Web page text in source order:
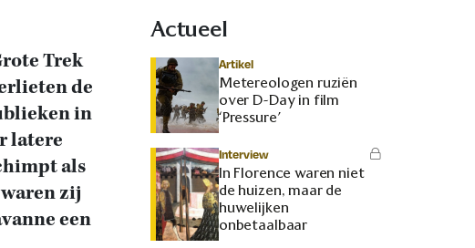
Trek
de
in
latere
als
zij
een
Actueel
Artikel
Metereologen ruziën
over D-Day in film
‘Pressure’
Interview
In Florence waren niet
de huizen, maar de
huwelijken
onbetaalbaar